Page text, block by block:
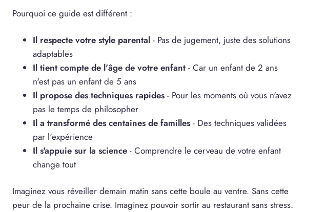
Pourquoi ce guide est différent :
Il respecte votre style parental - Pas de jugement, juste des solutions
adaptables
Il tient compte de l'âge de votre enfant - Car un enfant de 2 ans
n'est pas un enfant de 5 ans
Il propose des techniques rapides - Pour les moments où vous n'avez
pas le temps de philosopher
Il a transformé des centaines de familles - Des techniques validées
par l'expérience
Il s'appuie sur la science - Comprendre le cerveau de votre enfant
change tout
Imaginez vous réveiller demain matin sans cette boule au ventre. Sans cette
peur de la prochaine crise. Imaginez pouvoir sortir au restaurant sans stress.